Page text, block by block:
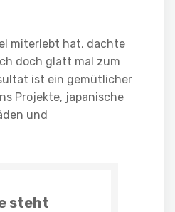
miterlebt hat, dachte
doch glatt mal zum
ist ein gemütlicher
Projekte, japanische
und
steht